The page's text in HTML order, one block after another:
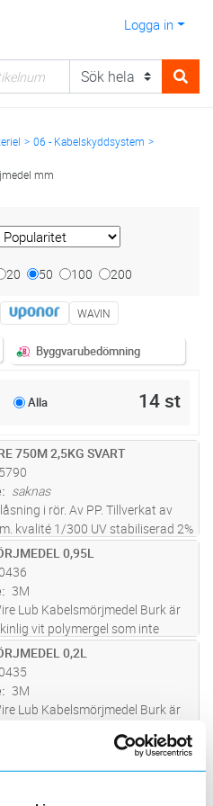
Logga in
06 - Kabelskyddsystem
mm
20 50 100 200
WAVIN
Byggvarubedömning
Alla 14 st
i kundvagn
750M 2,5KG SVART
saknas
i rör. Av PP. Tillverkat av
kvalité 1/300 UV stabiliserad 2%
i kundvagn
0,95L
3M
Lub Kabelsmörjmedel Burk är
vit polymergel som inte
separeras vid varmt eller kallt
minskar friktionen och
på kab
i kundvagn
0,2L
3M
Lub Kabelsmörjmedel Burk är
eller separeras vid varmt eller kallt
minskar friktionen och